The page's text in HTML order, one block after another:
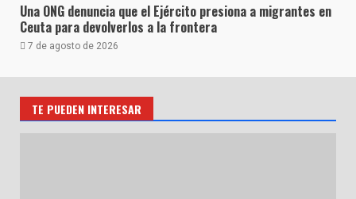
Una ONG denuncia que el Ejército presiona a migrantes en
Ceuta para devolverlos a la frontera
7 de agosto de 2026
TE PUEDEN INTERESAR